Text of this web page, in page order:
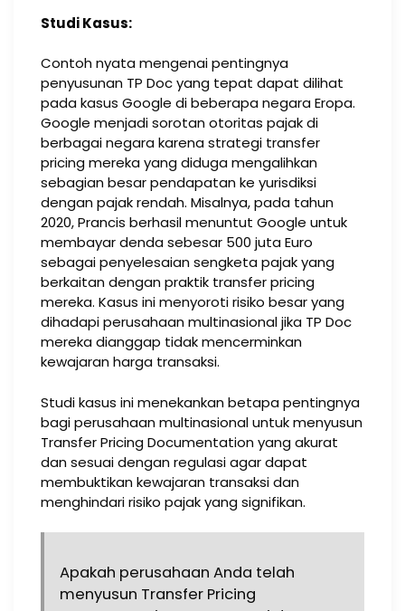
Studi Kasus:
Contoh nyata mengenai pentingnya
penyusunan TP Doc yang tepat dapat dilihat
pada kasus Google di beberapa negara Eropa.
Google menjadi sorotan otoritas pajak di
berbagai negara karena strategi transfer
pricing mereka yang diduga mengalihkan
sebagian besar pendapatan ke yurisdiksi
dengan pajak rendah. Misalnya, pada tahun
2020, Prancis berhasil menuntut Google untuk
membayar denda sebesar 500 juta Euro
sebagai penyelesaian sengketa pajak yang
berkaitan dengan praktik transfer pricing
mereka. Kasus ini menyoroti risiko besar yang
dihadapi perusahaan multinasional jika TP Doc
mereka dianggap tidak mencerminkan
kewajaran harga transaksi.
Studi kasus ini menekankan betapa pentingnya
bagi perusahaan multinasional untuk menyusun
Transfer Pricing Documentation yang akurat
dan sesuai dengan regulasi agar dapat
membuktikan kewajaran transaksi dan
menghindari risiko pajak yang signifikan.
Apakah perusahaan Anda telah
menyusun Transfer Pricing